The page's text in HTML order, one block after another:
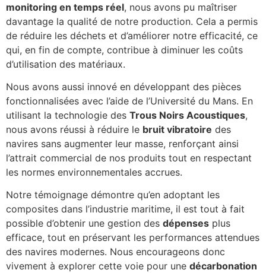
monitoring en temps réel, nous avons pu maîtriser
davantage la qualité de notre production. Cela a permis
de réduire les déchets et d’améliorer notre efficacité, ce
qui, en fin de compte, contribue à diminuer les coûts
d’utilisation des matériaux.
Nous avons aussi innové en développant des pièces
fonctionnalisées avec l’aide de l’Université du Mans. En
utilisant la technologie des Trous Noirs Acoustiques,
nous avons réussi à réduire le bruit vibratoire des
navires sans augmenter leur masse, renforçant ainsi
l’attrait commercial de nos produits tout en respectant
les normes environnementales accrues.
Notre témoignage démontre qu’en adoptant les
composites dans l’industrie maritime, il est tout à fait
possible d’obtenir une gestion des dépenses plus
efficace, tout en préservant les performances attendues
des navires modernes. Nous encourageons donc
vivement à explorer cette voie pour une décarbonation